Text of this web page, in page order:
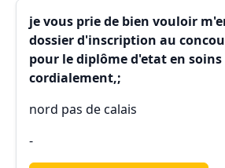
je vous prie de bien vouloir
dossier d'inscription au
pour le diplôme d'etat en
cordialement,;
nord pas de calais
-